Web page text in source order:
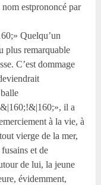
estprononcé par
Quelqu’un
plus remarquable
C’est dommage
il a
à la vie, à
vierge de la mer,
et de
de lui, la jeune
évidemment,